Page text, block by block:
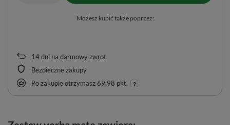
14dni na darmowy zwrot
Bezpieczne zakupy
Po zakupie otrzymasz69.98 pkt.
Możesz kupić także poprzez: